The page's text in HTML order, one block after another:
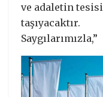
ve adaletin tesisi
taşıyacaktır.
Saygılarımızla,”